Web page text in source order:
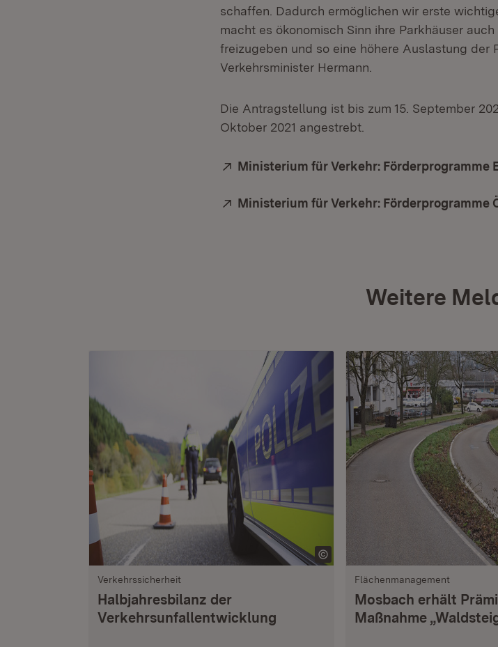
schaffen. Dadurch ermöglichen wir erste
macht es ökonomisch Sinn ihre Parkhäuser
freizugeben und so eine höhere Auslastung der
Verkehrsminister Hermann.
Die Antragstellung ist bis zum 15. September
Oktober 2021 angestrebt.
Extern:
Ministerium für Verkehr: Förderprogramme
Extern:
Ministerium für Verkehr:
Weitere
Verkehrssicherheit
Halbjahresbilanz der
Verkehrsunfallentwicklung
Flächenmanagement
Mosbach erhält
Maßnahme